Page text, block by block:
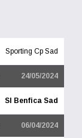
Sporting Cp Sad
24/05/2024
Sl Benfica Sad
06/04/2024